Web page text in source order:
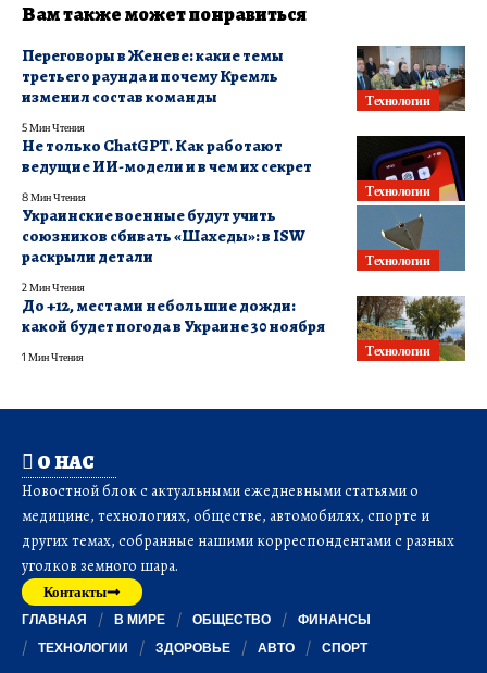
Вам также может понравиться
Технологии
Переговоры в Женеве: какие темы
третьего раунда и почему Кремль
изменил состав команды
5 Мин Чтения
Технологии
Не только ChatGPT. Как работают
ведущие ИИ-модели и в чем их секрет
8 Мин Чтения
Технологии
Украинские военные будут учить
союзников сбивать «Шахеды»: в ISW
раскрыли детали
2 Мин Чтения
Технологии
До +12, местами небольшие дожди:
какой будет погода в Украине 30 ноября
1 Мин Чтения
О НАС
Новостной блок с актуальными ежедневными статьями о
медицине, технологиях, обществе, автомобилях, спорте и
других темах, собранные нашими корреспондентами с разных
уголков земного шара.
Контакты
ГЛАВНАЯ В МИРЕ ОБЩЕСТВО
ФИНАНСЫ
ТЕХНОЛОГИИ
ЗДОРОВЬЕ АВТО СПОРТ